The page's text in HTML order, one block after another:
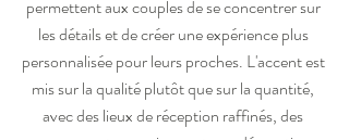
permettent aux couples de se concentrer sur
les détails et de créer une expérience plus
personnalisée pour leurs proches. L'accent est
mis sur la qualité plutôt que sur la quantité,
avec des lieux de réception raffinés, des